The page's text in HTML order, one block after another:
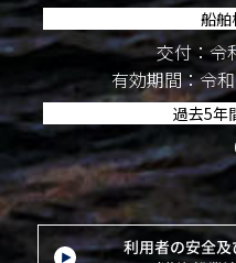
船舶
交付：令
有効期間：令
過去5年